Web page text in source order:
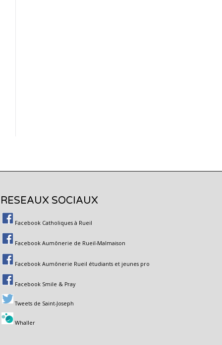
RESEAUX SOCIAUX
Facebook Catholiques à Rueil
Facebook Aumônerie de Rueil-Malmaison
Facebook Aumônerie Rueil étudiants et jeunes pro
Facebook Smile & Pray
Tweets de Saint-Joseph
Whaller